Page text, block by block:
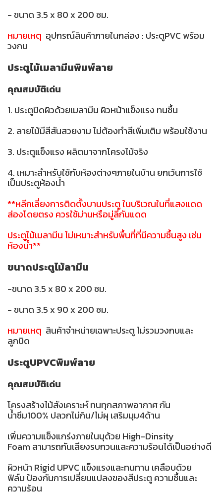
- ขนาด 3.5 x 80 x 200 ซม.
หมายเหตุ อุปกรณ์สินค้าภายในกล่อง : ประตูPVC พร้อม
วงกบ
ประตูไม้เมลามีนพิมพ์ลาย
คุณสมบัติเด่น
1. ประตูปิดผิวด้วยเมลามีน ผิวหน้าแข็งแรง ทนชื้น
2. ลายไม้มีสีสันสวยงาม ไม่ต้องทำสีเพิ่มเติม พร้อมใช้งาน
3. ประตูแข็งแรง ผลิตมาจากโครงไม้จริง
4. เหมาะสำหรับใช้กับห้องต่างๆภายในบ้าน ยกเว้นการใช้
เป็นประตูห้องน้ำ
**หลีกเลี่ยงการติดตั้งบานประตู ในบริเวณในที่แสงแดด
ส่องโดยตรง ควรใช้ม่านหรือมู่ลี่กันแดด
ประตูไม้เมลามีน ไม่เหมาะสำหรับพื้นที่ที่มีความชื้นสูง เช่น
ห้องน้ำ**
ขนาดประตูไม้ลามีน
-ขนาด 3.5 x 80 x 200 ซม.
- ขนาด 3.5 x 90 x 200 ซม.
หมายเหตุ สินค้าจำหน่ายเฉพาะประตู ไม่รวมวงกบและ
ลูกบิด
ประตูUPVCพิมพ์ลาย
คุณสมบัติเด่น
โครงสร้างไม้สังเคราะห์ ทนทุกสภาพอากาศ กัน
น้ำซึม100% ปลวกไม่กิน/ไม่ผุ เสริมมุม4ด้าน
เพิ่มความแข็งแกร่งภายในบุด้วย High-Dinsity
Foam สามารถกันเสียงรบกวนและความร้อนได้เป็นอย่างดี
ผิวหน้า Rigid UPVC แข็งแรงและทนทาน เคลือบด้วย
ฟิล์ม ป้องกันการเปลี่ยนแปลงของสีประตู ความชื้นและ
ความร้อน